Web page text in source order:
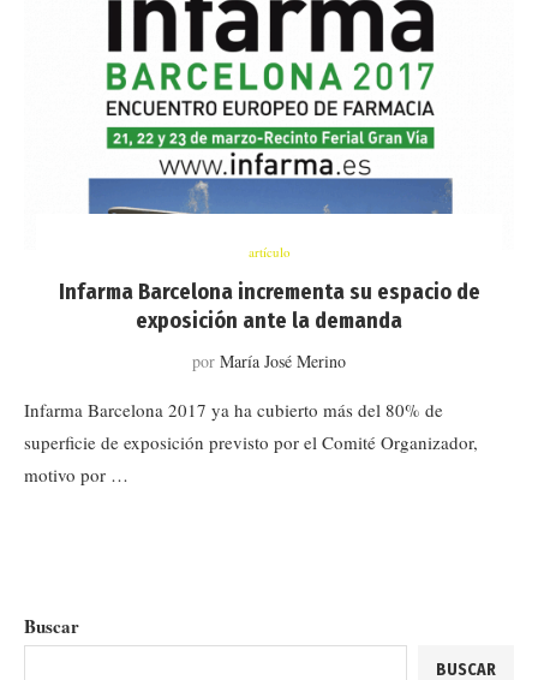
artículo
Infarma Barcelona incrementa su espacio de
exposición ante la demanda
por María José Merino
Infarma Barcelona 2017 ya ha cubierto más del 80% de
superficie de exposición previsto por el Comité Organizador,
motivo por …
Buscar
BUSCAR